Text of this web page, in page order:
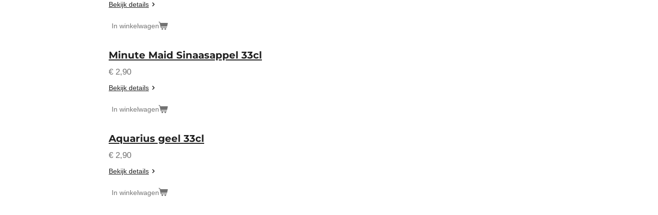
Bekijk details
In winkelwagen
Minute Maid Sinaasappel 33cl
€ 2,90
Bekijk details
In winkelwagen
Aquarius geel 33cl
€ 2,90
Bekijk details
In winkelwagen